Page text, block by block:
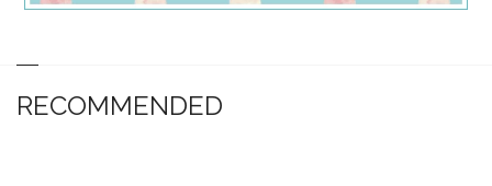
RECOMMENDED